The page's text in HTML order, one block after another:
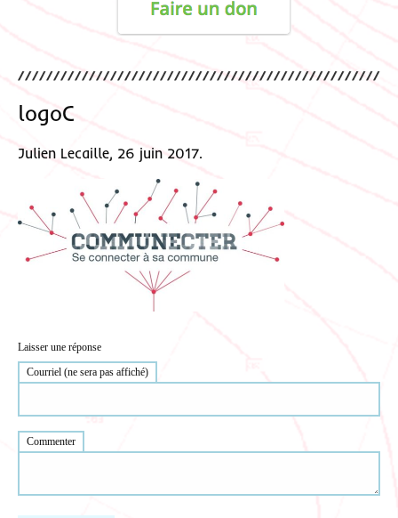
logoC
Julien Lecaille, 26 juin 2017.
Laisser une réponse
Courriel (ne sera pas affiché)
Commenter